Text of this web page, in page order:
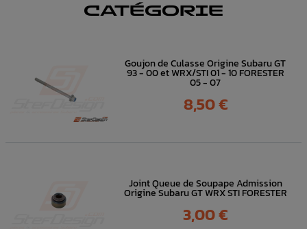
CATÉGORIE
Goujon de Culasse Origine Subaru GT
93 - 00 et WRX/STI 01 - 10 FORESTER
05 - 07
Prix
8,50 €
Joint Queue de Soupape Admission
Origine Subaru GT WRX STI FORESTER
Prix
3,00 €